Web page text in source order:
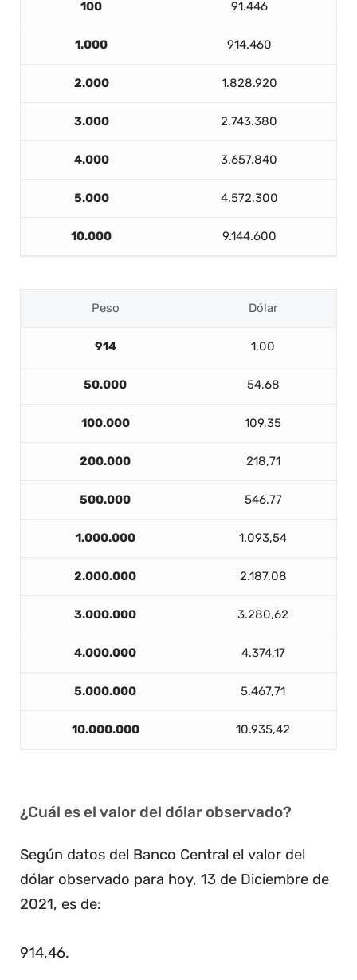
100 91.446
1.000 914.460
2.000 1.828.920
3.000 2.743.380
4.000 3.657.840
5.000 4.572.300
10.000 9.144.600
Peso Dólar
914 1,00
50.000 54,68
100.000 109,35
200.000 218,71
500.000 546,77
1.000.000 1.093,54
2.000.000 2.187,08
3.000.000 3.280,62
4.000.000 4.374,17
5.000.000 5.467,71
10.000.000 10.935,42
¿Cuál es el valor del dólar observado?
Según datos del Banco Central el valor del
dólar observado para hoy, 13 de Diciembre de
2021, es de:
914,46.